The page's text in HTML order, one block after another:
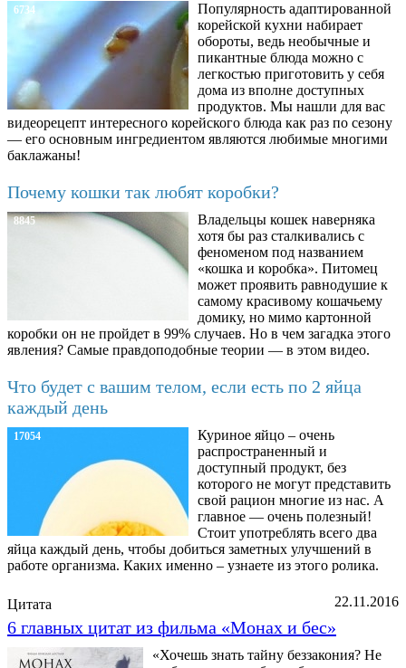
6734
Популярность адаптированной
корейской кухни набирает
обороты, ведь необычные и
пикантные блюда можно с
легкостью приготовить у себя
дома из вполне доступных
продуктов. Мы нашли для вас
видеорецепт интересного корейского блюда как раз по сезону
— его основным ингредиентом являются любимые многими
баклажаны!
Почему кошки так любят коробки?
8845
Владельцы кошек наверняка
хотя бы раз сталкивались с
феноменом под названием
«кошка и коробка». Питомец
может проявить равнодушие к
самому красивому кошачьему
домику, но мимо картонной
коробки он не пройдет в 99% случаев. Но в чем загадка этого
явления? Самые правдоподобные теории — в этом видео.
Что будет с вашим телом, если есть по 2 яйца
каждый день
17054
Куриное яйцо – очень
распространенный и
доступный продукт, без
которого не могут представить
свой рацион многие из нас. А
главное — очень полезный!
Стоит употреблять всего два
яйца каждый день, чтобы добиться заметных улучшений в
работе организма. Каких именно – узнаете из этого ролика.
22.11.2016
Цитата
6 главных цитат из фильма «Монах и бес»
«Хочешь знать тайну беззакония? Не